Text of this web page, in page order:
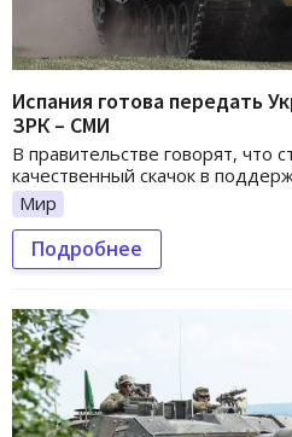
Испания готова передать
ЗРК – СМИ
В правительстве говорят, что
качественный скачок в
Мир
Подробнее